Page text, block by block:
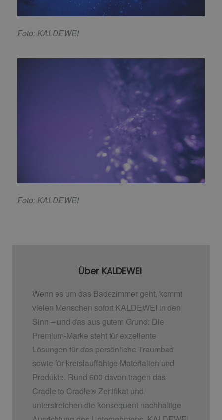
Foto: KALDEWEI
Foto: KALDEWEI
Über KALDEWEI
Wenn es um das Badezimmer geht, kommt
vielen Menschen sofort KALDEWEI in den
Sinn – und das aus gutem Grund: Die
Premium-Marke steht für exzellente
Lösungen für das persönliche Traumbad
sowie für kreislauffähige Materialien und
Produkte. Rund 600 davon tragen das
Cradle to Cradle® Zertifikat und
unterstreichen die konsequent nachhaltige